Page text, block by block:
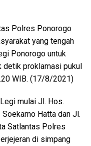
Polres Ponorogo
yang tengah
Ponorogo untuk
detik proklamasi pukul
WIB. (17/8/2021)
mulai Jl. Hos.
Hatta dan Jl.
Satlantas Polres
di simpang